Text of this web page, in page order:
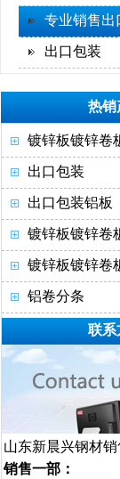
专业销售出
出口包装
热销
镀锌板镀锌卷
出口包装
出口包装铝板
镀锌板镀锌卷
镀锌板镀锌卷
铝卷分条
联系
山东新晨兴钢材销
销售一部：